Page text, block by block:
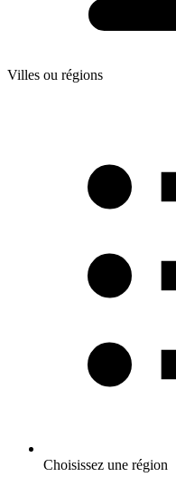
Villes ou régions
Choisissez une région